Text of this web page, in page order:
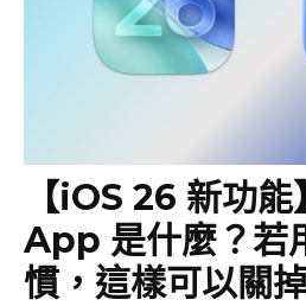
【iOS 26 新功能
App 是什麼？若
慣，這樣可以關掉